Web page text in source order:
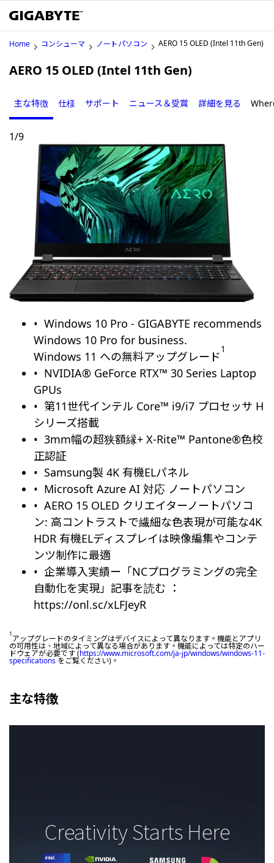
Home コンシューマ ノートパソコン AERO 15 OLED (Intel 11th Gen)
AERO 15 OLED (Intel 11th Gen)
主な特徴 仕様 サポート ニュース＆受賞 詳細を見る
1/9
Windows 10 Pro - GIGABYTE recommends
Windows 10 Pro for business.
Windows 11 への無料アップグレード1
NVIDIA® GeForce RTX™ 30 Series Laptop
GPUs
第11世代インテル Core™ i9/i7 プロセッサ H
シリーズ搭載
3mm幅の超狭額縁+ X-Rite™ Pantone®色校
正認証
Samsung製 4K 有機ELパネル
Microsoft Azure AI 対応 ノートパソコン
AERO 15 OLED クリエイターノートパソコ
ン: 高コントラストで繊細な色表現が可能な4K
HDR 有機ELディスプレイは映像編集やコンテ
ンツ制作に最適
企業導入実績ー「NCプログラミングの完全
自動化を実現」記事を読む ：
https://onl.sc/xLFJeyR
1アップグレードのタイミングはデバイスによって異なります。機能とアプリ
の可用性は、地域によって異なる場合があります。機能によっては特定のハー
ドウェアが必要です (https://www.microsoft.com/ja-jp/windows/windows-11-
specifications をご覧ください)。
主な特徴
Creativity Starts Here